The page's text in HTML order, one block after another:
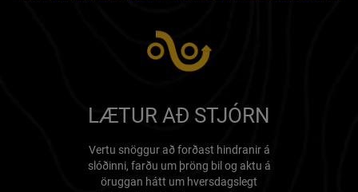
LÆTUR AÐ STJÓRN
Vertu snöggur að forðast hindranir á
slóðinni, farðu um þröng bil og aktu á
öruggan hátt um hversdagslegt